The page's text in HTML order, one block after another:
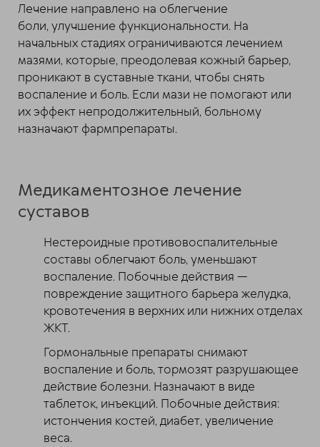
Лечение направлено на облегчение
боли, улучшение функциональности. На
начальных стадиях ограничиваются лечением
мазями, которые, преодолевая кожный барьер,
проникают в суставные ткани, чтобы снять
воспаление и боль. Если мази не помогают или
их эффект непродолжительный, больному
назначают фармпрепараты.
Медикаментозное лечение
суставов
Нестероидные противовоспалительные
составы облегчают боль, уменьшают
воспаление. Побочные действия —
повреждение защитного барьера желудка,
кровотечения в верхних или нижних отделах
ЖКТ.
Гормональные препараты снимают
воспаление и боль, тормозят разрушающее
действие болезни. Назначают в виде
таблеток, инъекций. Побочные действия:
истончения костей, диабет, увеличение
веса.